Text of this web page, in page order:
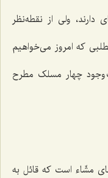
ولی از نقطه‌نظر
که امروز می‌خواهیم
چهار مسلک مطرح
مشّاء است که قائل به